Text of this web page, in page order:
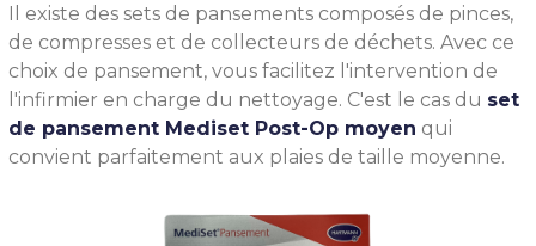
Il existe des sets de pansements composés de pinces,
de compresses et de collecteurs de déchets. Avec ce
choix de pansement, vous facilitez l'intervention de
l'infirmier en charge du nettoyage. C'est le cas du set
de pansement Mediset Post-Op moyen qui
convient parfaitement aux plaies de taille moyenne.